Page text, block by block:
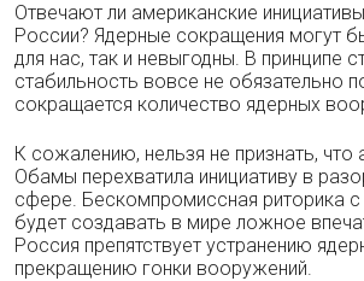
Отвечают ли американские
России? Ядерные сокращения могут
для нас, так и невыгодны. В принципе
стабильность вовсе не обязательно
сокращается количество ядерных
К сожалению, нельзя не признать, что
Обамы перехватила инициативу в
сфере. Бескомпромиссная риторика
будет создавать в мире ложное
Россия препятствует устранению
прекращению гонки вооружений.